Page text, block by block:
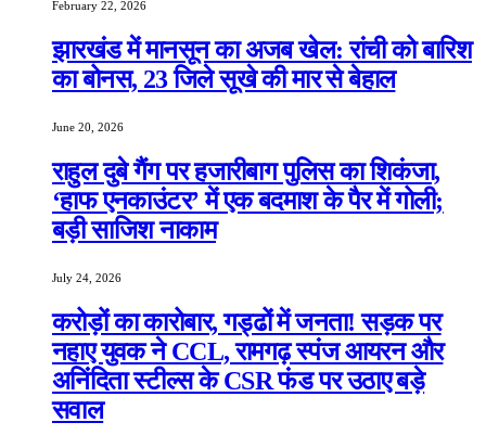
February 22, 2026
झारखंड में मानसून का अजब खेल: रांची को बारिश
का बोनस, 23 जिले सूखे की मार से बेहाल
June 20, 2026
राहुल दुबे गैंग पर हजारीबाग पुलिस का शिकंजा,
‘हाफ एनकाउंटर’ में एक बदमाश के पैर में गोली;
बड़ी साजिश नाकाम
July 24, 2026
करोड़ों का कारोबार, गड्ढों में जनता! सड़क पर
नहाए युवक ने CCL, रामगढ़ स्पंज आयरन और
अनिंदिता स्टील्स के CSR फंड पर उठाए बड़े
सवाल